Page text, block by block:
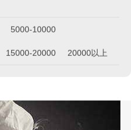
5000-10000
15000-20000 20000以上